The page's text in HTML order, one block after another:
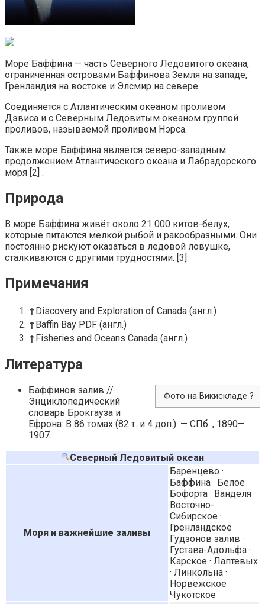
Море Баффина — часть Северного Ледовитого океана,
ограниченная островами Баффинова Земля на западе,
Гренландия на востоке и Элсмир на севере.
Соединяется с Атлантическим океаном проливом
Дэвиса и с Северным Ледовитым океаном группой
проливов, называемой проливом Нэрса.
Также море Баффина является северо-западным
продолжением Атлантического океана и Лабрадорского
моря [2] .
Природа
В море Баффина живёт около 21 000 китов-белух,
которые питаются мелкой рыбой и ракообразными. Они
постоянно рискуют оказаться в ледовой ловушке,
сталкиваются с другими трудностями. [3]
Примечания
↑Discovery and Exploration of Canada (англ.)
↑Baffin Bay PDF (англ.)
↑Fisheries and Oceans Canada (англ.)
Литература
Фото на Викискладе ?
Баффинов залив //
Энциклопедический
словарь Брокгауза и
Ефрона: В 86 томах (82 т. и 4 доп.). — СПб. , 1890—
1907.
Северный Ледовитый океан
Моря и важнейшие заливы
Баренцево ·
Баффина · Белое ·
Бофорта · Ванделя ·
Восточно-
Сибирское ·
Гренландское ·
Гудзонов залив ·
Густава-Адольфа ·
Карское · Лаптевых
· Линкольна ·
Норвежское ·
Чукотское